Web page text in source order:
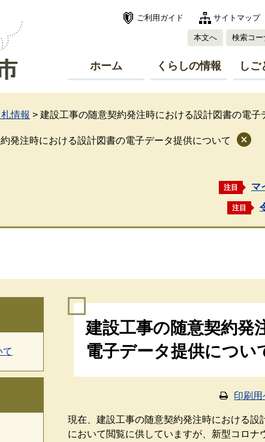
ご利用ガイド サイトマップ
本文へ 検索コー
ホーム くらしの情報 しご
札情報 > 建設工事の随意契約発注時における設計図書の電子
発注時における設計図書の電子データ提供について
注目 マ
注目
て
建設工事の随意契約発
電子データ提供につい
印刷用
現在、建設工事の随意契約発注時における
において閲覧に供していますが、新型コロ